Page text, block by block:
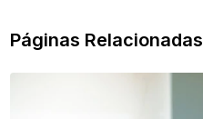
Páginas Relacionadas